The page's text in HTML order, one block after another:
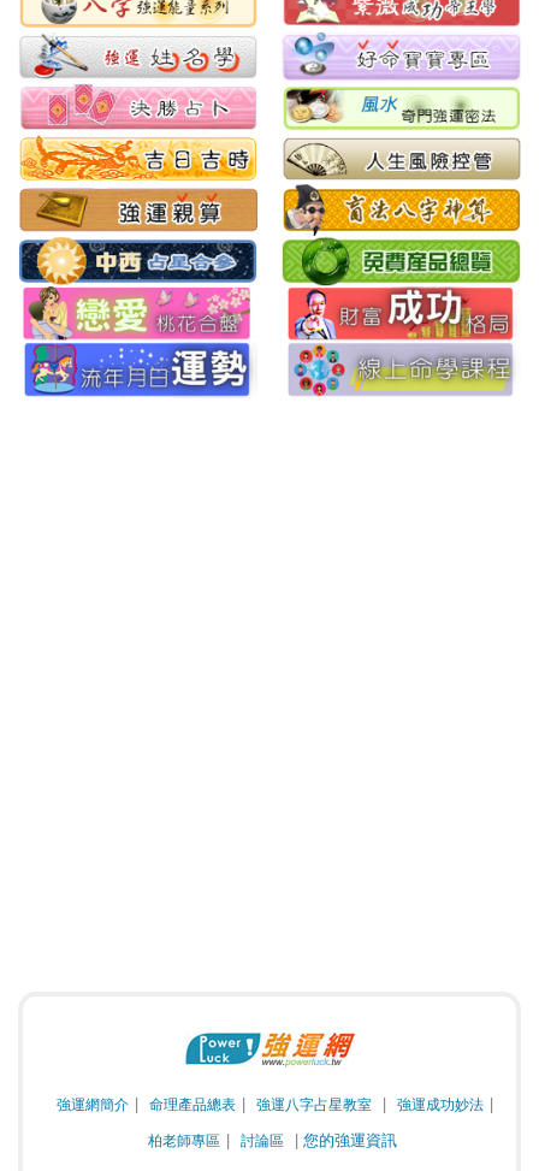
強運網簡介 命理產品總表 強運八字占星教室
強運成功妙法
柏老師專區
討論區 您的強運資訊